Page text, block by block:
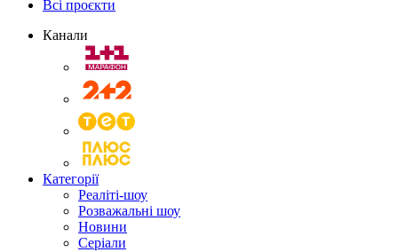
Всі проєкти
Канали
Категорії
Реаліті-шоу
Розважальні шоу
Новини
Серіали